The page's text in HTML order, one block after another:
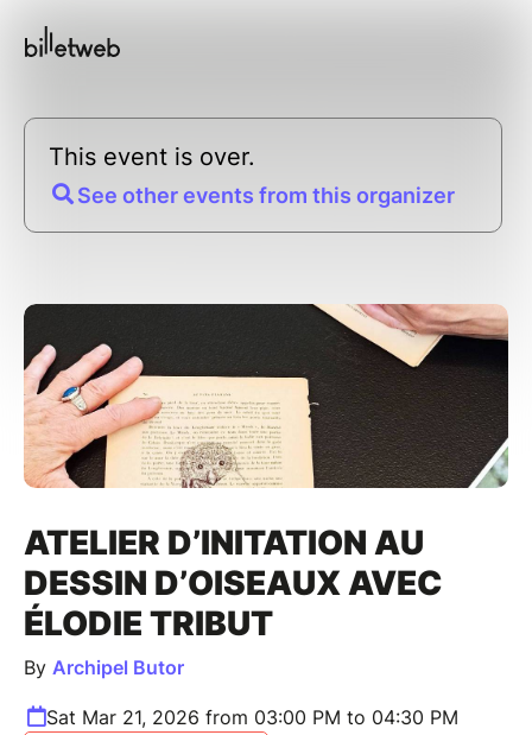
This event is over.
See other events from this organizer
ATELIER D’INITATION AU
DESSIN D’OISEAUX AVEC
ÉLODIE TRIBUT
By Archipel Butor
Sat Mar 21, 2026 from 03:00 PM to 04:30 PM